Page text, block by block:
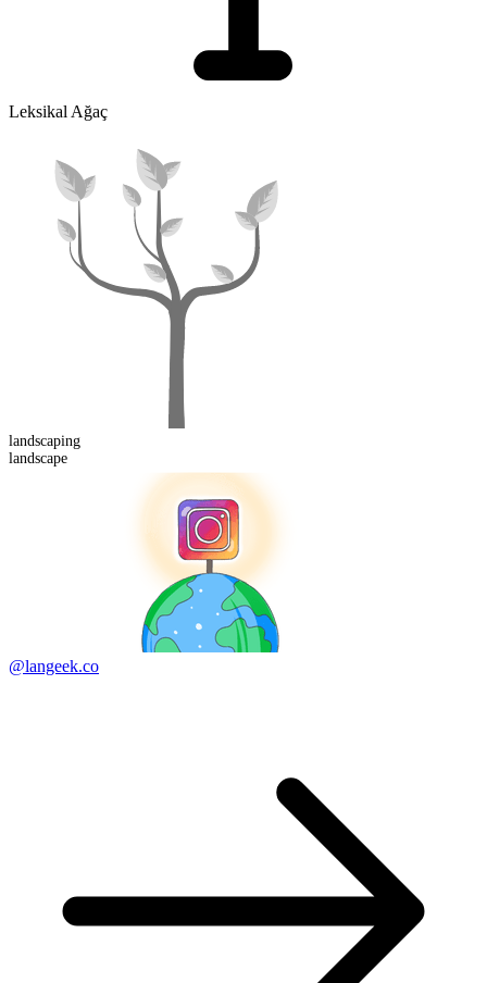
Leksikal Ağaç
landscaping
landscape
@langeek.co